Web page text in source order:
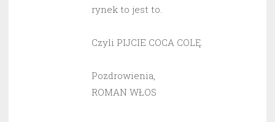
rynek to jest to.
Czyli PIJCIE COCA COLĘ.
Pozdrowienia,
ROMAN WŁOS